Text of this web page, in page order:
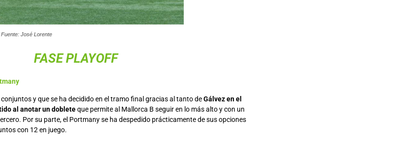
José Lorente
FASE PLAYOFF
y que se ha decidido en el tramo final gracias al tanto deGálvez en el
al anotar un dobleteque permite al Mallorca B seguir en lo más alto y con un
Por su parte, el Portmany se ha despedido prácticamente de sus opciones
con 12 en juego.